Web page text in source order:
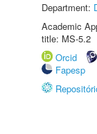
Department:
Academic
title: MS-5.2
Orcid
Fapesp